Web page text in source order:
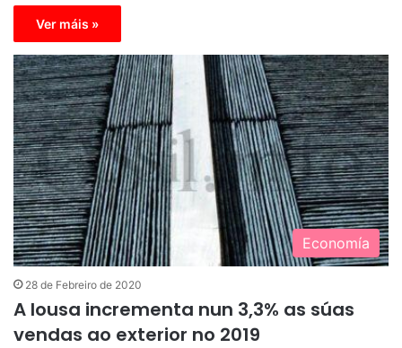
Ver máis »
Economía
28 de Febreiro de 2020
A lousa incrementa nun 3,3% as súas
vendas ao exterior no 2019